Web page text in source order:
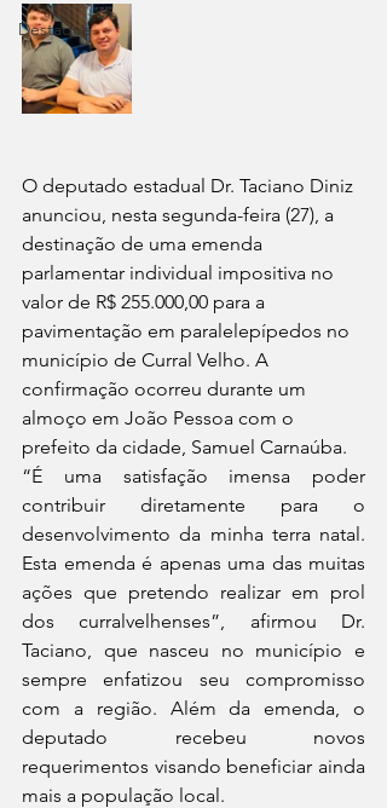
Destaque
O deputado estadual Dr. Taciano Diniz
anunciou, nesta segunda-feira (27), a
destinação de uma emenda
parlamentar individual impositiva no
valor de R$ 255.000,00 para a
pavimentação em paralelepípedos no
município de Curral Velho. A
confirmação ocorreu durante um
almoço em João Pessoa com o
prefeito da cidade, Samuel Carnaúba.
“É uma satisfação imensa poder
contribuir diretamente para o
desenvolvimento da minha terra natal.
Esta emenda é apenas uma das muitas
ações que pretendo realizar em prol
dos curralvelhenses”, afirmou Dr.
Taciano, que nasceu no município e
sempre enfatizou seu compromisso
com a região. Além da emenda, o
deputado recebeu novos
requerimentos visando beneficiar ainda
mais a população local.